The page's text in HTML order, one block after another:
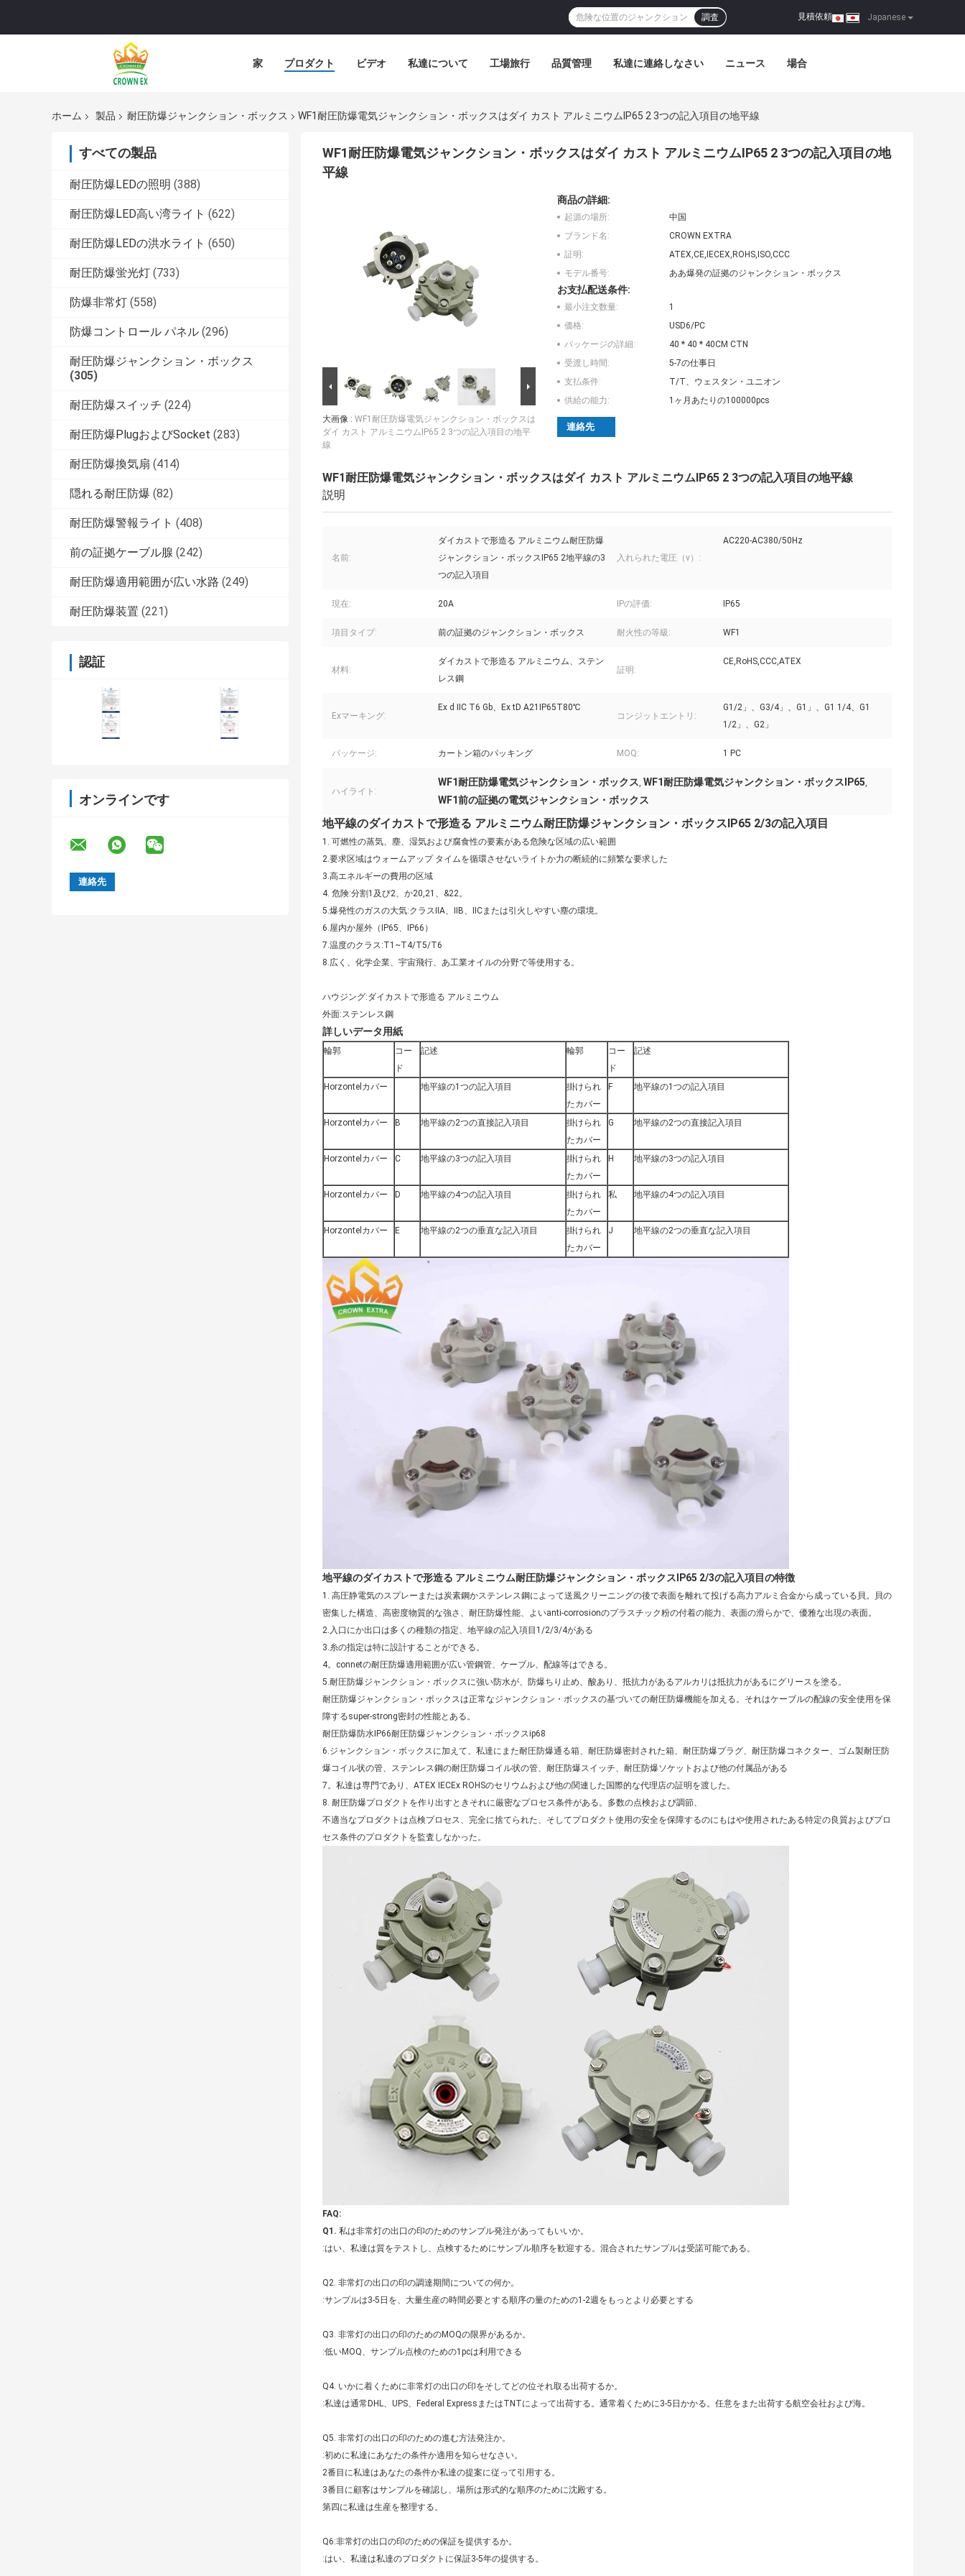
Japanese
見積依頼 |
調査
家 プロダクト ビデオ 私達について 工場旅行 品質管理 私達に連絡しなさい ニュース 場合
ホーム 製品 耐圧防爆ジャンクション・ボックス WF1耐圧防爆電気ジャンクション・ボックスはダイ カスト アルミニウムIP65 2 3つの記入項目の地平線
すべての製品
耐圧防爆LEDの照明 (388)
耐圧防爆LED高い湾ライト (622)
耐圧防爆LEDの洪水ライト (650)
耐圧防爆蛍光灯 (733)
防爆非常灯 (558)
防爆コントロール パネル (296)
耐圧防爆ジャンクション・ボックス
(305)
耐圧防爆スイッチ (224)
耐圧防爆PlugおよびSocket (283)
耐圧防爆換気扇 (414)
隠れる耐圧防爆 (82)
耐圧防爆警報ライト (408)
前の証拠ケーブル腺 (242)
耐圧防爆適用範囲が広い水路 (249)
耐圧防爆装置 (221)
認証
オンラインです
WF1耐圧防爆電気ジャンクション・ボックスはダイ カスト アルミニウムIP65 2 3つの記入項目の地
平線
大画像 : WF1耐圧防爆電気ジャンクション・ボックスは
ダイ カスト アルミニウムIP65 2 3つの記入項目の地平
線
商品の詳細:
起源の場所:
中国
ブランド名:
CROWN EXTRA
証明:
ATEX,CE,IECEX,ROHS,ISO,CCC
モデル番号:
ああ爆発の証拠のジャンクション・ボックス
お支払配送条件:
最小注文数量:
1
価格:
USD6/PC
パッケージの詳細:
40 * 40 * 40CM CTN
受渡し時間:
5-7の仕事日
支払条件:
T/T、ウェスタン・ユニオン
供給の能力:
1ヶ月あたりの100000pcs
連絡先
WF1耐圧防爆電気ジャンクション・ボックスはダイ カスト アルミニウムIP65 2 3つの記入項目の地平線
説明
名前:
ダイカストで形造る アルミニウム耐圧防爆
ジャンクション・ボックスIP65 2地平線の3
つの記入項目
入れられた電圧（v）:
AC220-AC380/50Hz
現在: 20A IPの評価: IP65
項目タイプ: 前の証拠のジャンクション・ボックス 耐火性の等級: WF1
材料:
ダイカストで形造る アルミニウム、ステン
レス鋼
証明:
CE,RoHS,CCC,ATEX
Exマーキング:
Ex d IIC T6 Gb、Ex tD A21IP65T80℃
コンジットエントリ:
G1/2」、G3/4」、G1」、G1 1/4、G1
1/2」、G2」
パッケージ: カートン箱のパッキング MOQ: 1 PC
ハイライト:
WF1耐圧防爆電気ジャンクション・ボックス, WF1耐圧防爆電気ジャンクション・ボックスIP65,
WF1前の証拠の電気ジャンクション・ボックス
地平線のダイカストで形造る アルミニウム耐圧防爆ジャンクション・ボックスIP65 2/3の記入項目
1. 可燃性の蒸気、塵、湿気および腐食性の要素がある危険な区域の広い範囲
2.要求区域はウォームアップ タイムを循環させないライトか力の断続的に頻繁な要求した
3.高エネルギーの費用の区域
4. 危険:分割1及び2、か20,21、&22。
5.爆発性のガスの大気:クラスIIA、IIB、IICまたは引火しやすい塵の環境。
6.屋内か屋外（IP65、IP66）
7.温度のクラス:T1~T4/T5/T6
8.広く、化学企業、宇宙飛行、あ工業オイルの分野で等使用する。
ハウジング:ダイカストで形造る アルミニウム
外面:ステンレス鋼
詳しいデータ用紙
輪郭
コー
ド
記述 輪郭
コー
ド
記述
Horzontelカバー 地平線の1つの記入項目
掛けられ
たカバー
F 地平線の1つの記入項目
Horzontelカバー B 地平線の2つの直接記入項目
掛けられ
たカバー
G 地平線の2つの直接記入項目
Horzontelカバー C 地平線の3つの記入項目
掛けられ
たカバー
H 地平線の3つの記入項目
Horzontelカバー D 地平線の4つの記入項目
掛けられ
たカバー
私 地平線の4つの記入項目
Horzontelカバー E 地平線の2つの垂直な記入項目
掛けられ
たカバー
J 地平線の2つの垂直な記入項目
地平線のダイカストで形造る アルミニウム耐圧防爆ジャンクション・ボックスIP65 2/3の記入項目の特徴
1. 高圧静電気のスプレーまたは炭素鋼かステンレス鋼によって送風クリーニングの後で表面を離れて投げる高力アルミ合金から成っている貝。貝の
密集した構造、高密度物質的な強さ、耐圧防爆性能、よいanti-corrosionのプラスチック粉の付着の能力、表面の滑らかで、優雅な出現の表面。
2.入口にか出口は多くの種類の指定、地平線の記入項目1/2/3/4がある
3.糸の指定は特に設計することができる。
4。connetの耐圧防爆適用範囲が広い管鋼管、ケーブル、配線等はできる。
5.耐圧防爆ジャンクション・ボックスに強い防水が、防爆ちり止め、酸あり、抵抗力があるアルカリは抵抗力があるにグリースを塗る。
耐圧防爆ジャンクション・ボックスは正常なジャンクション・ボックスの基づいての耐圧防爆機能を加える。それはケーブルの配線の安全使用を保
障するsuper-strong密封の性能とある。
耐圧防爆防水IP66耐圧防爆ジャンクション・ボックスip68
6.ジャンクション・ボックスに加えて、私達にまた耐圧防爆通る箱、耐圧防爆密封された箱、耐圧防爆プラグ、耐圧防爆コネクター、ゴム製耐圧防
爆コイル状の管、ステンレス鋼の耐圧防爆コイル状の管、耐圧防爆スイッチ、耐圧防爆ソケットおよび他の付属品がある
7。私達は専門であり、ATEX IECEx ROHSのセリウムおよび他の関連した国際的な代理店の証明を渡した。
8. 耐圧防爆プロダクトを作り出すときそれに厳密なプロセス条件がある。多数の点検および調節、
不適当なプロダクトは点検プロセス、完全に捨てられた、そしてプロダクト使用の安全を保障するのにもはや使用されたある特定の良質およびプロ
セス条件のプロダクトを監査しなかった。
FAQ:
Q1. 私は非常灯の出口の印のためのサンプル発注があってもいいか。
:はい、私達は質をテストし、点検するためにサンプル順序を歓迎する。混合されたサンプルは受諾可能である。
Q2. 非常灯の出口の印の調達期間についての何か。
:サンプルは3-5日を、大量生産の時間必要とする順序の量のための1-2週をもっとより必要とする
Q3. 非常灯の出口の印のためのMOQの限界があるか。
:低いMOQ、サンプル点検のための1pcは利用できる
Q4. いかに着くために非常灯の出口の印をそしてどの位それ取る出荷するか。
:私達は通常DHL、UPS、Federal ExpressまたはTNTによって出荷する。通常着くために3-5日かかる。任意をまた出荷する航空会社および海。
Q5. 非常灯の出口の印のための進む方法発注か。
:初めに私達にあなたの条件か適用を知らせなさい。
2番目に私達はあなたの条件か私達の提案に従って引用する。
3番目に顧客はサンプルを確認し、場所は形式的な順序のために沈殿する。
第四に私達は生産を整理する。
Q6:非常灯の出口の印のための保証を提供するか。
:はい、私達は私達のプロダクトに保証3-5年の提供する。